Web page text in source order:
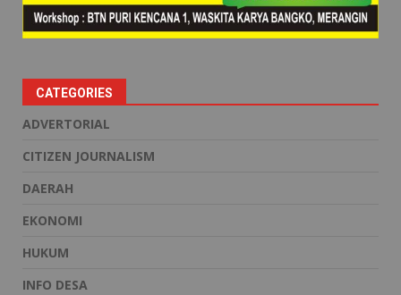
CATEGORIES
ADVERTORIAL
CITIZEN JOURNALISM
DAERAH
EKONOMI
HUKUM
INFO DESA